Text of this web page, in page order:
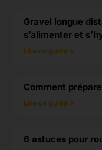
Gravel longue
s’alimenter et
Lire ce guide »
Comment
Lire ce guide »
6 astuces pour